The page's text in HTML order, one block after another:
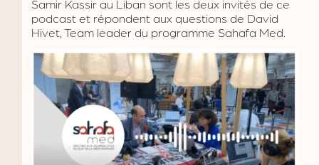
Samir Kassir au Liban sont les deux invités de ce
podcast et répondent aux questions de David
Hivet, Team leader du programme Sahafa Med.